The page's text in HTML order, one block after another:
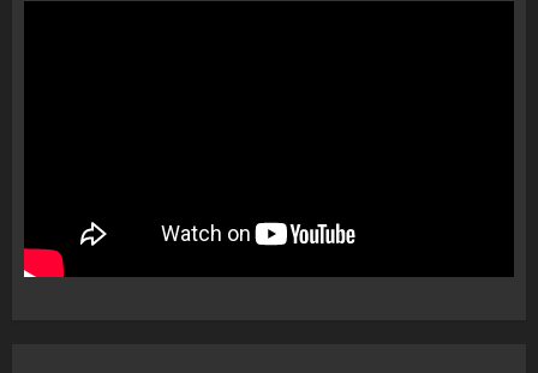
1
“bosen” Joana Nano për
abuzim me fondet publike dhe
pasuri të pajustifikuar